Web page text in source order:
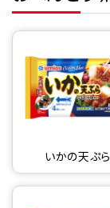
いかの天ぷら